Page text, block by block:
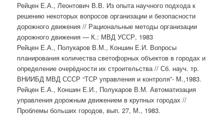
Рейцен Е.А., Леонтович В.В. Из опыта научного подхода к
решению некоторых вопросов организации и безопасности
дорожного движения // Рациональные методы организации
дорожного движения — К.: МВД УССР, 1983
Рейцен Е.А., Полукаров В.М., Коншин Е.И. Вопросы
планирования количества светофорных объектов в городах и
определение очерёдности их строительства // Сб. науч. тр.
ВНИИБД МВД СССР “ТСР управления и контроля”- М.,1983.
Рейцен Е.А., Коншин Е.И., Полукаров В.М. Автоматизация
управления дорожным движением в крупных городах //
Проблемы больших городов, вып. 27, М., 1983.